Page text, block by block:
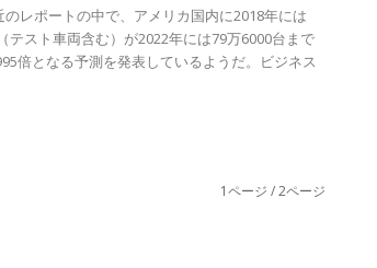
のレポートの中で、アメリカ国内に2018年には
テスト車両含む）が2022年には79万6000台まで
倍となる予測を発表しているようだ。ビジネス
1ページ / 2ページ